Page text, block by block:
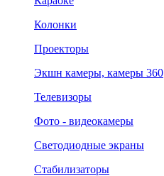
Колонки
Проекторы
Экшн камеры, камеры 360
Телевизоры
Фото - видеокамеры
Светодиодные экраны
Стабилизаторы